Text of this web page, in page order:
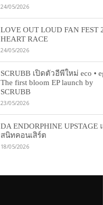
24/05/2026
LOVE OUT LOUD FAN FEST
HEART RACE
24/05/2026
SCRUBB เปิดตัวอีพีใหม่ eco •
The first bloom EP launch by
SCRUBB
23/05/2026
DA ENDORPHINE UPSTAGE
สนิทคอนเสิร์ต
18/05/2026